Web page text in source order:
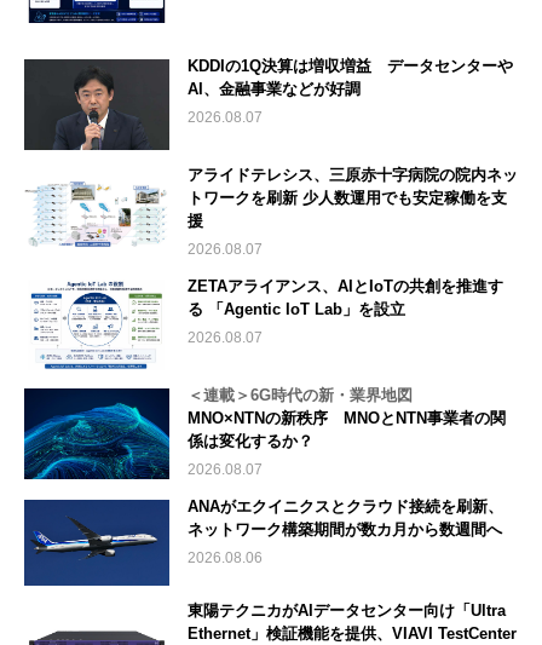
KDDIの1Q決算は増収増益 データセンターや
AI、金融事業などが好調
2026.08.07
アライドテレシス、三原赤十字病院の院内ネッ
トワークを刷新 少人数運用でも安定稼働を支
援
2026.08.07
ZETAアライアンス、AIとIoTの共創を推進す
る 「Agentic IoT Lab」を設立
2026.08.07
＜連載＞6G時代の新・業界地図
MNO×NTNの新秩序 MNOとNTN事業者の関
係は変化するか？
2026.08.07
ANAがエクイニクスとクラウド接続を刷新、
ネットワーク構築期間が数カ月から数週間へ
2026.08.06
東陽テクニカがAIデータセンター向け「Ultra
Ethernet」検証機能を提供、VIAVI TestCenter